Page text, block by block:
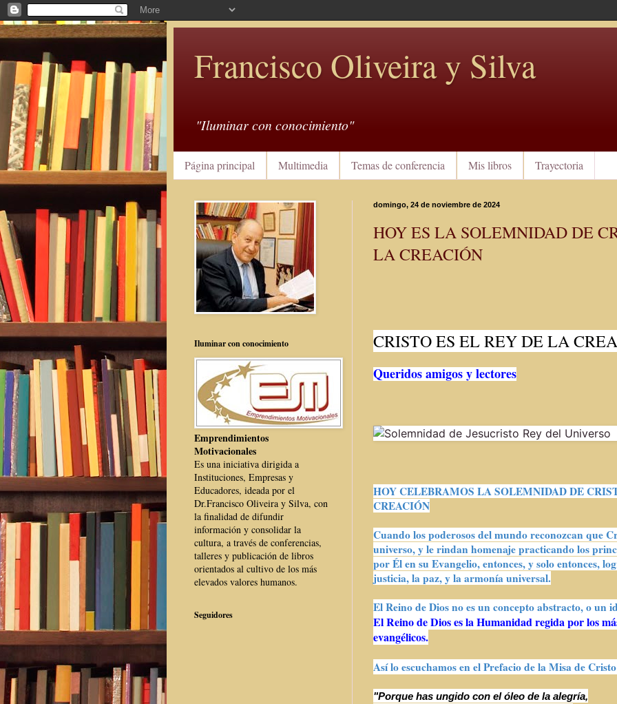
Francisco Oliveira y Silva
"Iluminar con conocimiento"
Página principal Multimedia Temas de conferencia Mis libros Trayectoria
domingo, 24 de noviembre de 2024
HOY ES LA SOLEMNIDAD DE
LA CREACIÓN
CRISTO ES EL REY DE LA
Queridos amigos y lectores
HOY CELEBRAMOS LA SOLEMNIDAD DE
CREACIÓN
Cuando los poderosos del mundo reconozcan que
universo, y le rindan homenaje practicando los
por Él en su Evangelio, entonces, y solo entonces,
justicia, la paz, y la armonía universal.
El Reino de Dios no es un concepto abstracto, o un
El Reino de Dios es la Humanidad regida por los
evangélicos.
Así lo escuchamos en el Prefacio de la Misa de
"Porque has ungido con el óleo de la alegría,
Iluminar con conocimiento
Emprendimientos
Motivacionales
Es una iniciativa dirigida a
Instituciones, Empresas y
Educadores, ideada por el
Dr.Francisco Oliveira y Silva, con
la finalidad de difundir
información y consolidar la
cultura, a través de conferencias,
talleres y publicación de libros
orientados al cultivo de los más
elevados valores humanos.
Seguidores